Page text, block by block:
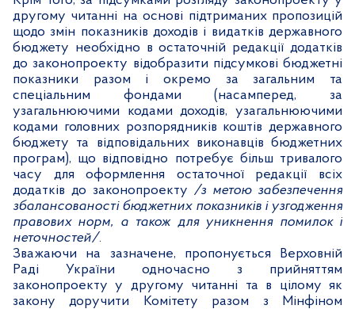
другому читанні на основі підтриманих пропозицій
щодо змін показників доходів і видатків державного
бюджету необхідно в остаточній редакції додатків
до законопроекту відобразити підсумкові бюджетні
показники разом і окремо за загальним та
спеціальним фондами (насамперед, за
узагальнюючими кодами доходів, узагальнюючими
кодами головних розпорядників коштів державного
бюджету та відповідальних виконавців бюджетних
програм), що відповідно потребує більш тривалого
часу для оформлення остаточної редакції всіх
додатків до законопроекту /з метою забезпечення
збалансованості бюджетних показників і узгодження
правових норм, а також для уникнення помилок і
неточностей/.
Зважаючи на зазначене, пропонується Верховній
Раді України одночасно з прийняттям
законопроекту у другому читанні та в цілому як
закону доручити Комітету разом з Мінфіном